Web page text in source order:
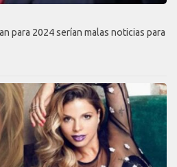
para 2024 serían malas noticias para